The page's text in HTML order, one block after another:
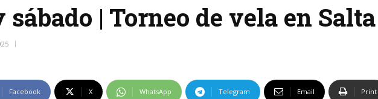
| Torneo de vela en Salta
Facebook X WhatsApp Telegram Email Print